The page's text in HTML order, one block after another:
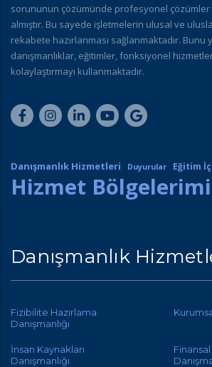
sorununun çözümünde profesyonel
almıştır. Bu sayede işletmelerin ulusal ve
rekabete hazırlanması sağlanmaktadır. Bunu
danışmanlıklar, eğitimler, fonksiyonel
kolaylaştırmayı kullanmaktadır.
Danışmanlık Hizmetleri Duyurular Eğitim
Hizmet
Danışmanlık
Fizibilite Hazırlama
Danışmanlığı
İnsan Kaynakları
Danışmanlığı